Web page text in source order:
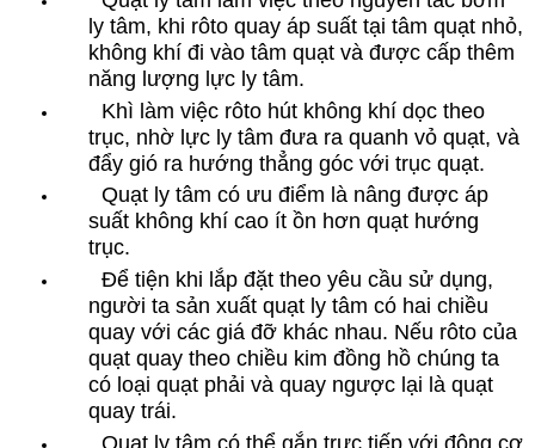
ly tâm, khi rôto quay áp suất tại tâm quạt nhỏ,
không khí đi vào tâm quạt và được cấp thêm
năng lượng lực ly tâm.
Khì làm việc rôto hút không khí dọc theo
trục, nhờ lực ly tâm đưa ra quanh vỏ quạt, và
đẩy gió ra hướng thẳng góc với trục quạt.
Quạt ly tâm có ưu điểm là nâng được áp
suất không khí cao ít ồn hơn quạt hướng
trục.
Để tiện khi lắp đặt theo yêu cầu sử dụng,
người ta sản xuất quạt ly tâm có hai chiều
quay với các giá đỡ khác nhau. Nếu rôto của
quạt quay theo chiều kim đồng hồ chúng ta
có loại quạt phải và quay ngược lại là quạt
quay trái.
Quạt ly tâm có thể gắn trực tiếp với động cơ